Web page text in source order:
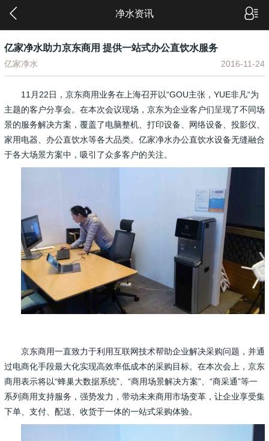
净水资讯
亿家净水助力京东商用 提供一站式办公直饮水服务
2016-11-24
亿家净水
11月22日，京东商用业务在上海召开以“GOU主张，YUE非凡“为
主题的客户分享会。在本次会议现场，京东为企业客户们呈现了不同场
景的服务解决方案，覆盖了电脑整机、打印设备、网络设备、投影仪、
家用电器、办公直饮水等各大品类。亿家净水办公直饮水设备无缝融合
于各大场景方案中，吸引了众多客户的关注。
京东商用一直致力于利用互联网技术帮助企业解决采购问题，并通
过电商化手段最大化实现高效率低成本的采购目标。在本次会上，京东
商用表示将以“蜂巢大数据系统”、“商用场景解决方案”、“商采通”等一
系列商用支持服务，强势发力，带动未来商用市场变革，让企业享受集
下单、支付、配送、收货于一体的一站式采购体验。